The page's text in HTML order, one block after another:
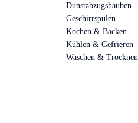
Dunstabzugshauben
Geschirrspülen
Kochen & Backen
Kühlen & Gefrieren
Waschen & Trocknen